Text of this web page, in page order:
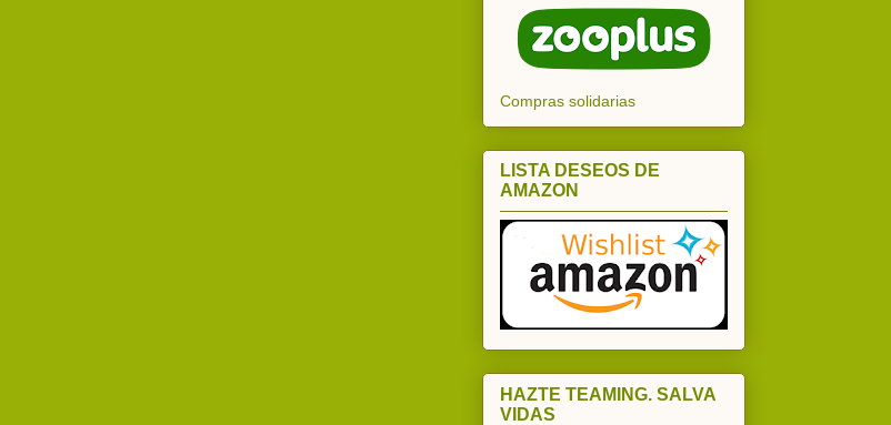
Compras solidarias
LISTA DESEOS DE
AMAZON
HAZTE TEAMING. SALVA
VIDAS